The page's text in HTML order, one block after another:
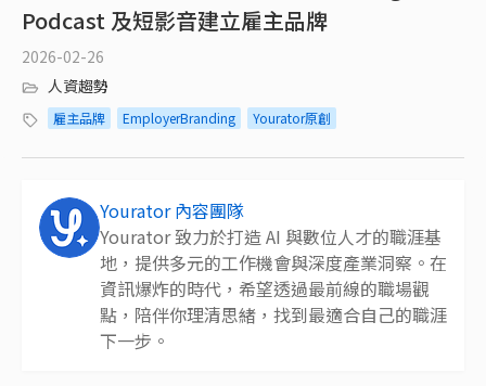
Podcast 及短影音建立雇主品牌
2026-02-26
人資趨勢
雇主品牌 EmployerBranding Yourator原創
Yourator 內容團隊
Yourator 致力於打造 AI 與數位人才的職涯基
地，提供多元的工作機會與深度產業洞察。在
資訊爆炸的時代，希望透過最前線的職場觀
點，陪伴你理清思緒，找到最適合自己的職涯
下一步。